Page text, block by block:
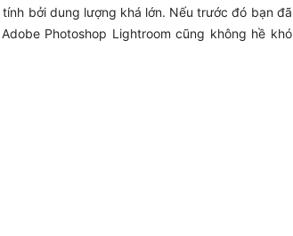
bởi dung lượng khá lớn. Nếu trước đó bạn đã
Photoshop Lightroom cũng không hề khó